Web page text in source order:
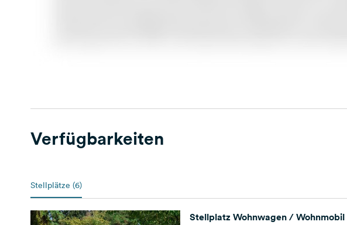
Verfügbarkeiten
Stellplätze (6)
Stellplatz Wohnwagen / Wohnmobil